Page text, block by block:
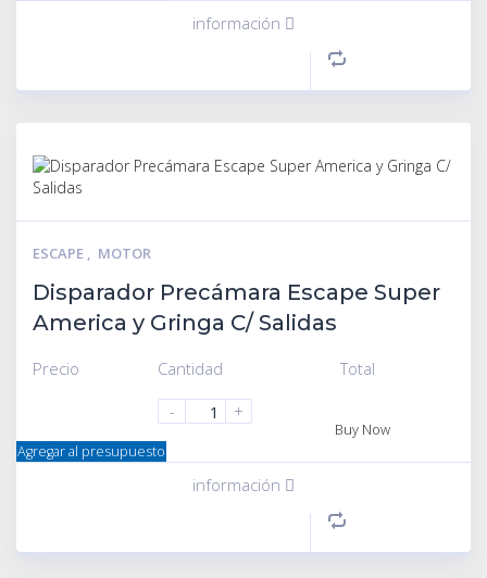
información
ESCAPE , MOTOR
Disparador Precámara Escape Super
America y Gringa C/ Salidas
Precio
Cantidad
-
+
Total
Buy Now
Agregar al presupuesto
información